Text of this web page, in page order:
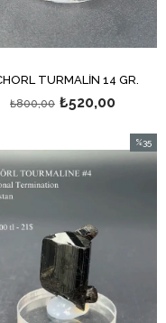
TURMALİN 14 GR.
₺520,00
₺800,00
%35
İndirim